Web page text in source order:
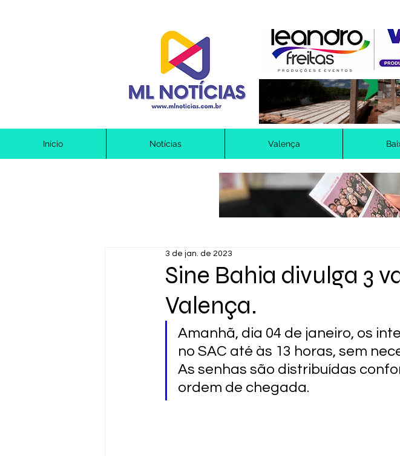
Início Notícias Valença
Sine Bahia divulga 3
Valença.
3 de jan. de 2023
Amanhã, dia 04 de janeiro, os
no SAC até às 13 horas, sem
As senhas são distribuídas
ordem de chegada.